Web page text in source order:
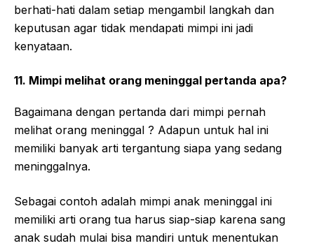
berhati-hati dalam setiap mengambil langkah dan
keputusan agar tidak mendapati mimpi ini jadi
kenyataan.
11. Mimpi melihat orang meninggal pertanda apa?
Bagaimana dengan pertanda dari mimpi pernah
melihat orang meninggal ? Adapun untuk hal ini
memiliki banyak arti tergantung siapa yang sedang
meninggalnya.
Sebagai contoh adalah mimpi anak meninggal ini
memiliki arti orang tua harus siap-siap karena sang
anak sudah mulai bisa mandiri untuk menentukan